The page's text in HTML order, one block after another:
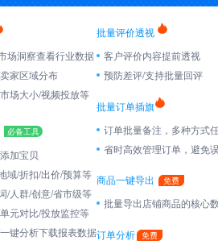
场洞察查看行业数据
家区域分布
场大小/视频投放等
必备工具
加宝贝
域/折扣/出价/预算等
/人群/创意/省市级等
元对比/投放监控等
键分析下载报表数据
批量评价透视
客户评价内容提前透视
预防差评/支持批量回评
批量订单插旗
订单批量备注，多种方式
省时高效管理订单，避免
商品一键导出
批量导出店铺商品的核心
订单分析